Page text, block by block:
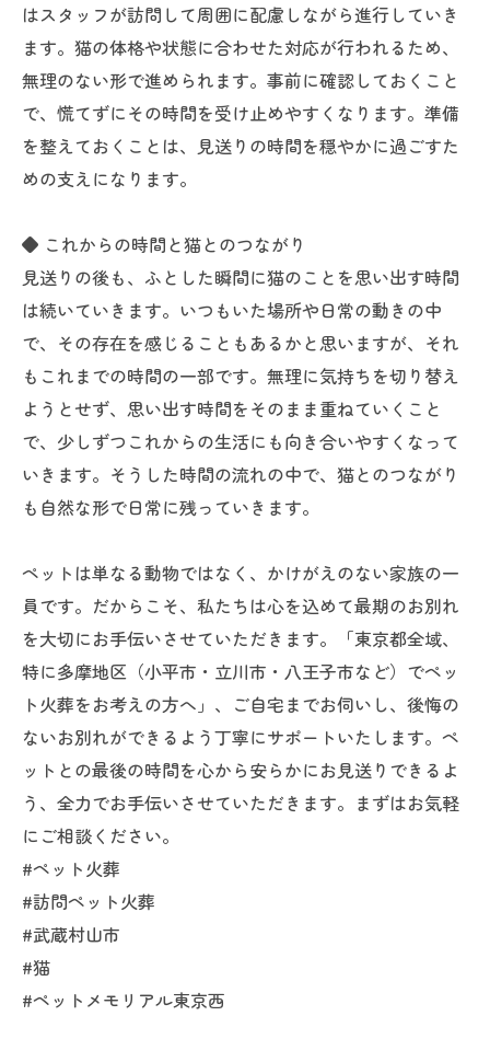
はスタッフが訪問して周囲に配慮しながら進行していき
ます。猫の体格や状態に合わせた対応が行われるため、
無理のない形で進められます。事前に確認しておくこと
で、慌てずにその時間を受け止めやすくなります。準備
を整えておくことは、見送りの時間を穏やかに過ごすた
めの支えになります。
◆ これからの時間と猫とのつながり
見送りの後も、ふとした瞬間に猫のことを思い出す時間
は続いていきます。いつもいた場所や日常の動きの中
で、その存在を感じることもあるかと思いますが、それ
もこれまでの時間の一部です。無理に気持ちを切り替え
ようとせず、思い出す時間をそのまま重ねていくこと
で、少しずつこれからの生活にも向き合いやすくなって
いきます。そうした時間の流れの中で、猫とのつながり
も自然な形で日常に残っていきます。
ペットは単なる動物ではなく、かけがえのない家族の一
員です。だからこそ、私たちは心を込めて最期のお別れ
を大切にお手伝いさせていただきます。「東京都全域、
特に多摩地区（小平市・立川市・八王子市など）でペッ
ト火葬をお考えの方へ」、ご自宅までお伺いし、後悔の
ないお別れができるよう丁寧にサポートいたします。ペ
ットとの最後の時間を心から安らかにお見送りできるよ
う、全力でお手伝いさせていただきます。まずはお気軽
にご相談ください。
#ペット火葬
#訪問ペット火葬
#武蔵村山市
#猫
#ペットメモリアル東京西